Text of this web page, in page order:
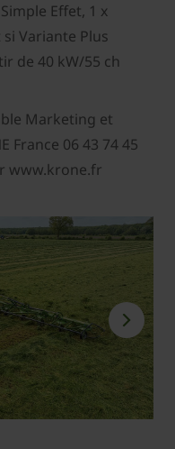
Effet, 1 x
Variante Plus
de 40 kW/55 ch
Marketing et
France 06 43 74 45
www.krone.fr